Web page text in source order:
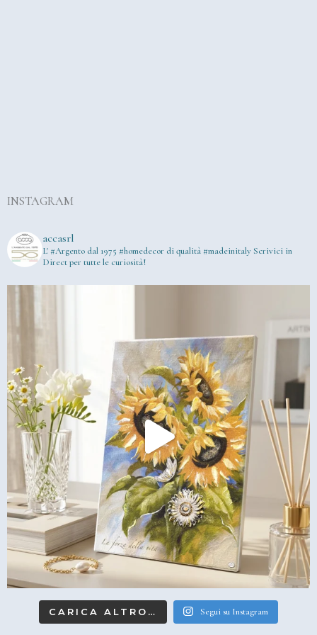
INSTAGRAM
accasrl
L' #Argento dal 1975 #homedecor di qualità #madeinitaly Scrivici in
Direct per tutte le curiosità!
CARICA ALTRO… Segui su Instagram